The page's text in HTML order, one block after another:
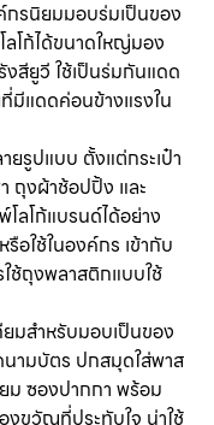
กรนิยมมอบร่มเป็นของ
โก้ได้ขนาดใหญ่มอง
สียูวี ใช้เป็นร่มกันแดด
ที่มีแดดค่อนข้างแรงใน
ยรูปแบบ ตั้งแต่กระเป๋า
ถุงผ้าช้อปปิ้ง และ
โลโก้แบรนด์ได้อย่าง
อใช้ในองค์กร เข้ากับ
ช้ถุงพลาสติกแบบใช้
มสำหรับมอบเป็นของ
ามบัตร ปกสมุดใส่พาส
ม ซองปากกา พร้อม
งขวัญที่ประทับใจ น่าใช้